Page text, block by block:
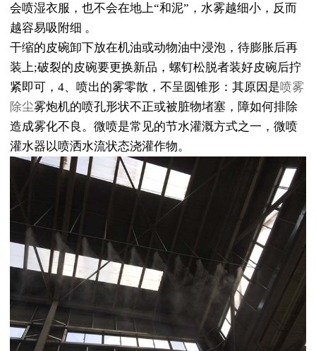
会喷湿衣服，也不会在地上“和泥”，水雾越细小，反而
越容易吸附细 。
干缩的皮碗卸下放在机油或动物油中浸泡，待膨胀后再
装上;破裂的皮碗要更换新品，螺钉松脱者装好皮碗后拧
紧即可，4、喷出的雾零散，不呈圆锥形：其原因是喷雾
除尘雾炮机的喷孔形状不正或被脏物堵塞，障如何排除
造成雾化不良。微喷是常见的节水灌溉方式之一，微喷
灌水器以喷洒水流状态浇灌作物。